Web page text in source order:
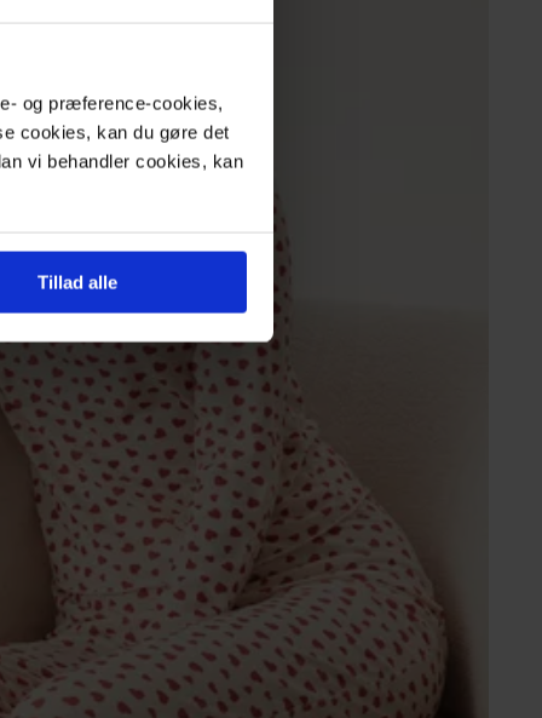
og præference-cookies,
cookies, kan du gøre det
vi behandler cookies, kan
Tillad alle